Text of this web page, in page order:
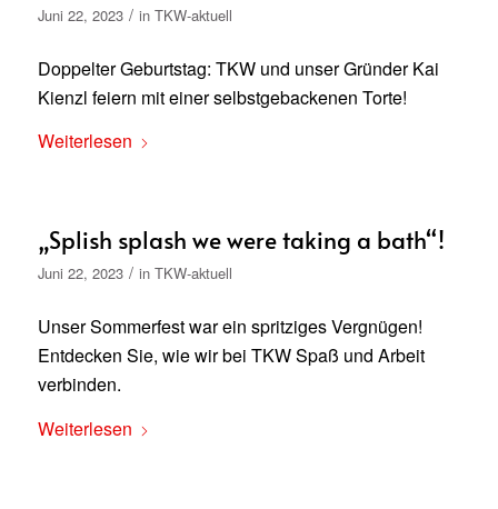
Juni 22, 2023 / in TKW-aktuell
Doppelter Geburtstag: TKW und unser Gründer Kai
Kienzl feiern mit einer selbstgebackenen Torte!
Weiterlesen
„Splish splash we were taking a bath“!
Juni 22, 2023 / in TKW-aktuell
Unser Sommerfest war ein spritziges Vergnügen!
Entdecken Sie, wie wir bei TKW Spaß und Arbeit
verbinden.
Weiterlesen